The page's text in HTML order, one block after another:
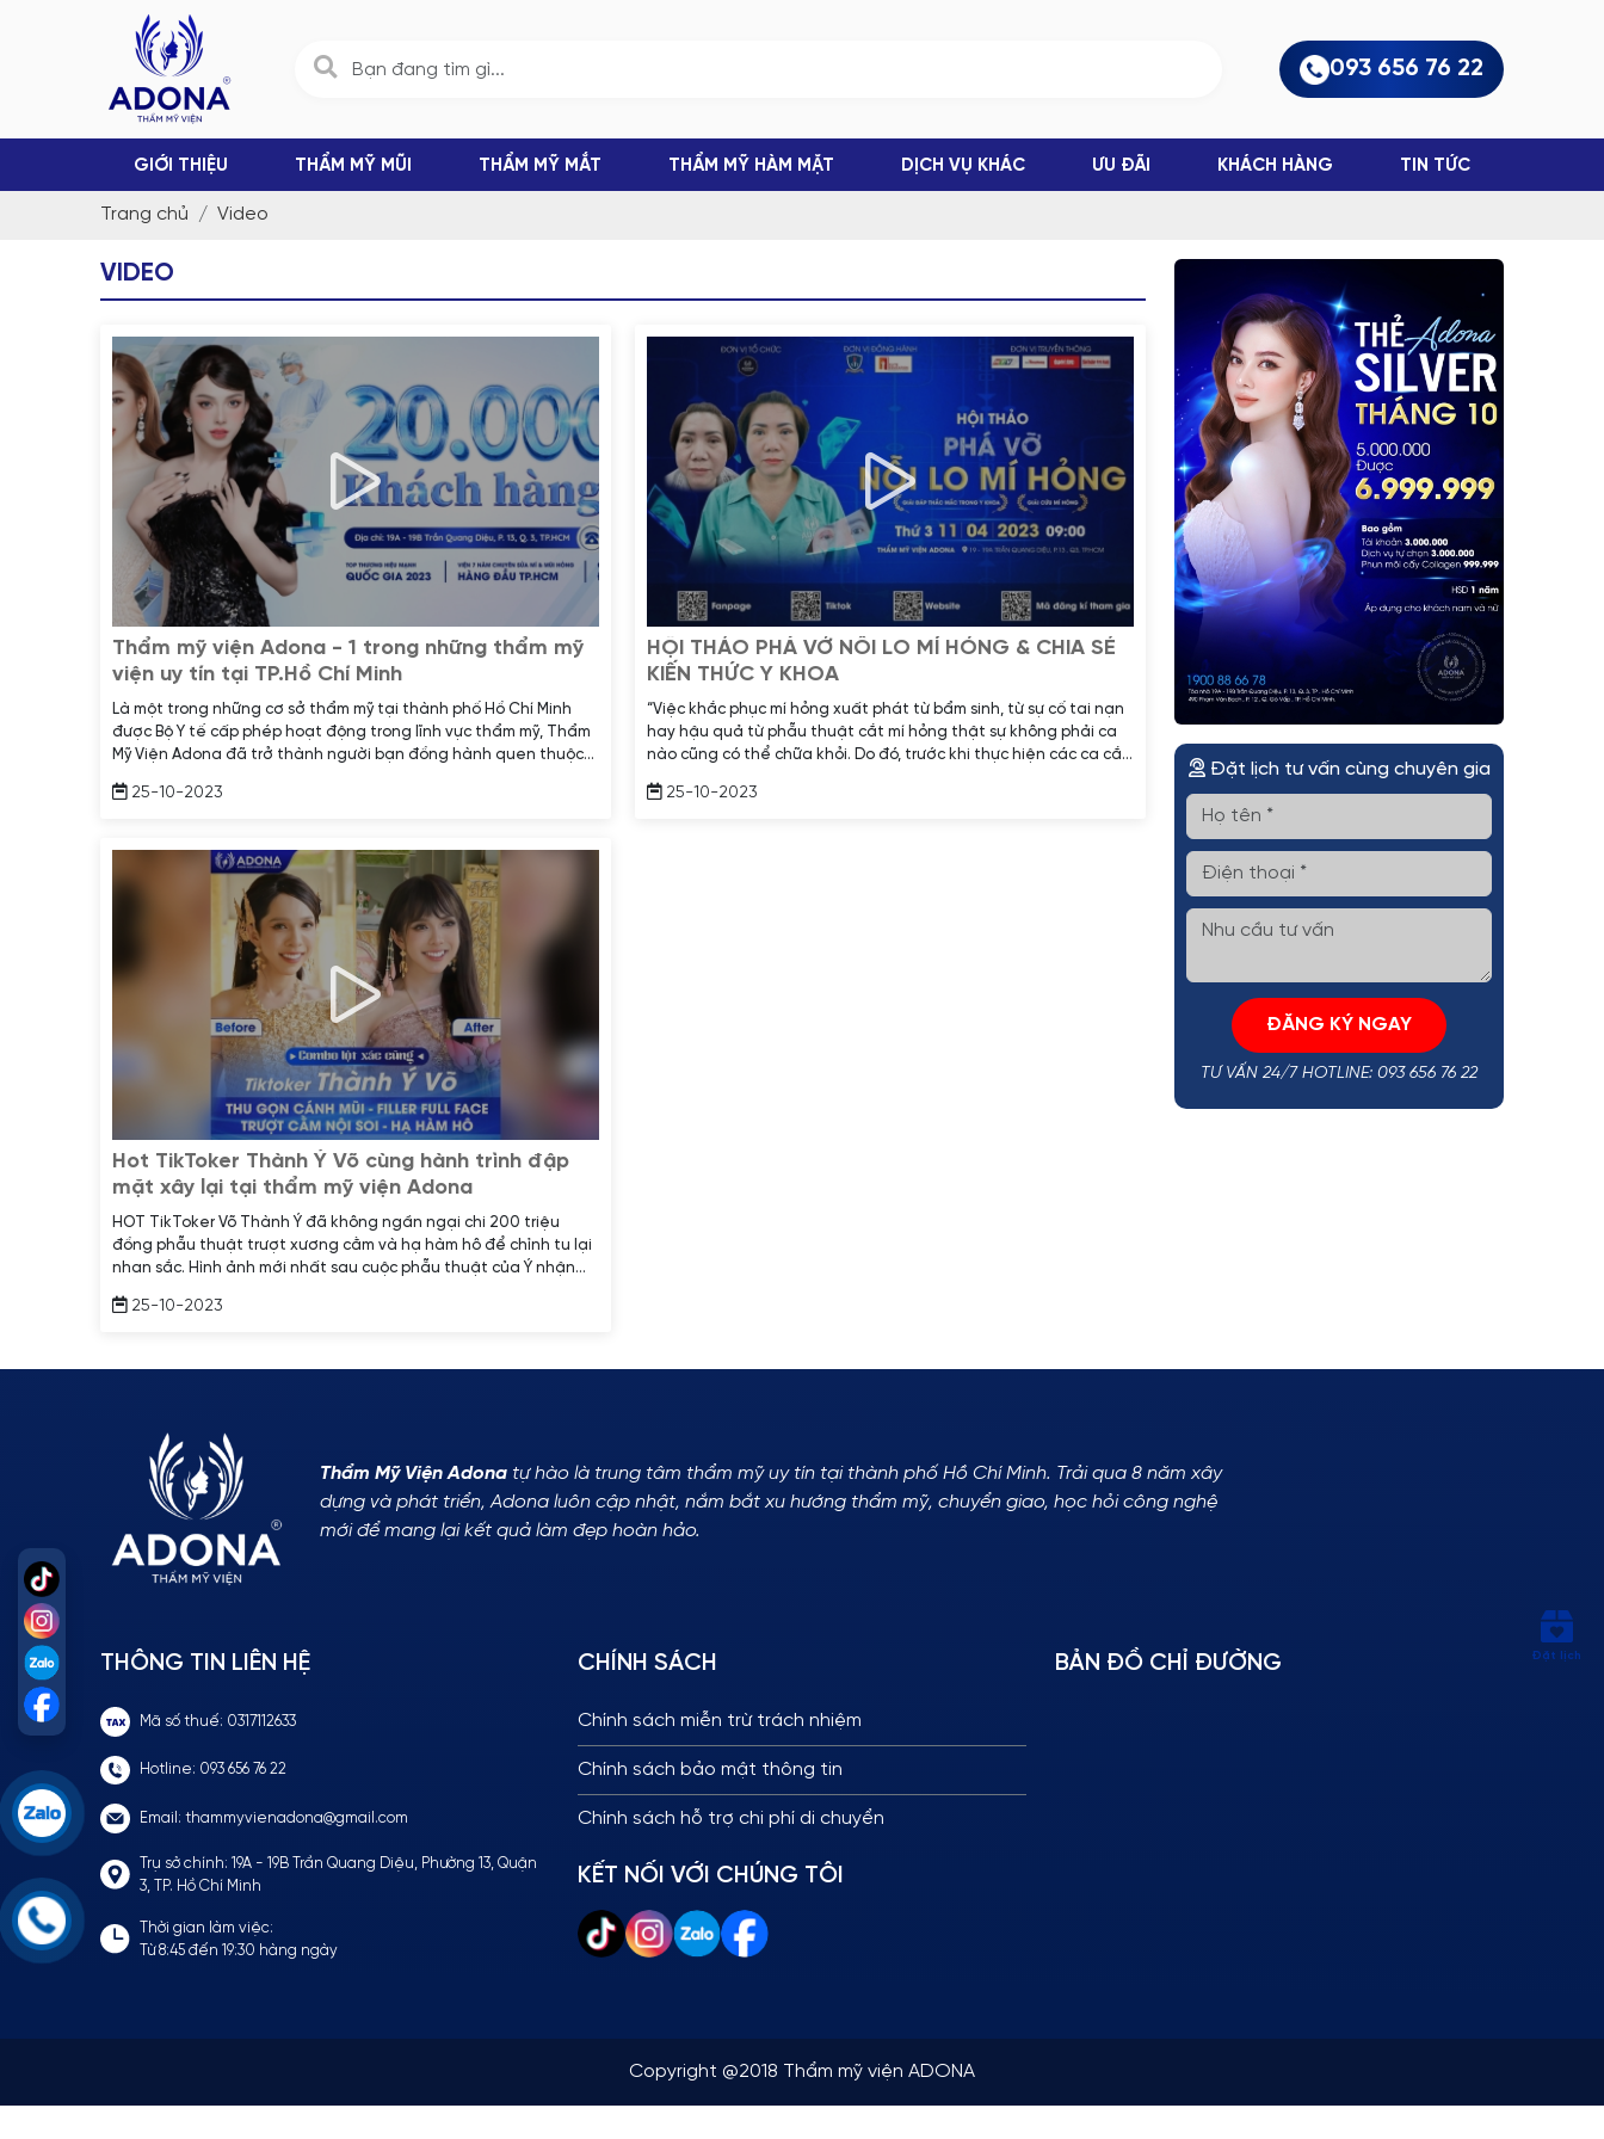
093 656 76 22
GIỚI THIỆU THẨM MỸ MŨI THẨM MỸ MẮT THẨM MỸ HÀM MẶT DỊCH VỤ KHÁC ƯU ĐÃI KHÁCH HÀNG TIN TỨC
Trang chủ Video
VIDEO
Thẩm mỹ viện Adona - 1 trong những thẩm mỹ
viện uy tín tại TP.Hồ Chí Minh
Là một trong những cơ sở thẩm mỹ tại thành phố Hồ Chí Minh
được Bộ Y tế cấp phép hoạt động trong lĩnh vực thẩm mỹ, Thẩm
Mỹ Viện Adona đã trở thành người bạn đồng hành quen thuộc
nước.25-10-2023
HỘI THẢO PHÁ VỞ NỔI LO MÍ HỎNG & CHIA SẺ
KIẾN THỨC Y KHOA
“Việc khắc phục mí hỏng xuất phát từ bẩm sinh, từ sự cố tai nạn
hay hậu quả từ phẫu thuật cắt mí hỏng thật sự không phải ca
nào cũng có thể chữa khỏi. Do đó, trước khi thực hiện các ca cắt
cho khách hàng những biến chứng có thể xảy ra khi thực hiện
25-10-2023
Hot TikToker Thành Ý Võ cùng hành trình đập
mặt xây lại tại thẩm mỹ viện Adona
HOT TikToker Võ Thành Ý đã không ngần ngại chi 200 triệu
đồng phẫu thuật trượt xương cằm và hạ hàm hô để chỉnh tu lại
nhan sắc. Hình ảnh mới nhất sau cuộc phẫu thuật của Ý nhận
mặt vẫn còn hơi sưng nhưng đã thon gọn hơn trước, các đường
25-10-2023
Đặt lịch tư vấn cùng chuyên gia
ĐĂNG KÝ NGAY
TƯ VẤN 24/7 HOTLINE: 093 656 76 22
Thẩm Mỹ Viện Adona tự hào là trung tâm thẩm mỹ uy tín tại thành phố Hồ Chí Minh. Trải qua 8 năm xây
dựng và phát triển, Adona luôn cập nhật, nắm bắt xu hướng thẩm mỹ, chuyển giao, học hỏi công nghệ
mới để mang lại kết quả làm đẹp hoàn hảo.
THÔNG TIN LIÊN HỆ
Mã số thuế: 0317112633
Hotline: 093 656 76 22
Email: thammyvienadona@gmail.com
Trụ sở chính: 19A - 19B Trần Quang Diệu, Phường 13, Quận
3, TP. Hồ Chí Minh
Thời gian làm việc:
Từ 8:45 đến 19:30 hàng ngày
CHÍNH SÁCH
Chính sách miễn trừ trách nhiệm
Chính sách bảo mật thông tin
Chính sách hỗ trợ chi phí di chuyển
KẾT NỐI VỚI CHÚNG TÔI
BẢN ĐỒ CHỈ ĐƯỜNG
Copyright @2018 Thẩm mỹ viện ADONA
Facebook
Đặt lịch